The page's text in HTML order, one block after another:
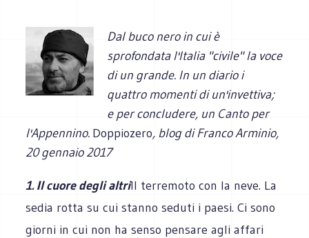
Dal buco nero in cui è
sprofondata l'Italia "civile" la voce
di un grande. In un diario i
quattro momenti di un'invettiva;
e per concludere, un Canto per
l'Appennino. Doppiozero, blog di Franco Arminio,
20 gennaio 2017
1. Il cuore degli altriIl terremoto con la neve. La
sedia rotta su cui stanno seduti i paesi. Ci sono
giorni in cui non ha senso pensare agli affari